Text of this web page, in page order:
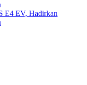
E4 EV, Hadirkan